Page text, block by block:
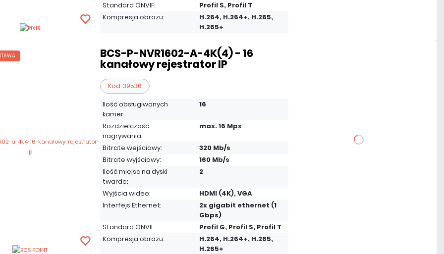
Standard ONVIF:
Profil S, Profil T
Kompresja obrazu:
H.264, H.264+, H.265,
H.265+
BCS-P-NVR1602-A-4K(4) - 16
kanałowy rejestrator IP
Kod: 39536
Ilość obsługiwanych
kamer:
16
Rozdzielczość
nagrywania:
max. 16 Mpx
Bitrate wejściowy:
320 Mb/s
Bitrate wyjściowy:
160 Mb/s
Ilość miejsc na dyski
twarde:
2
Wyjścia wideo:
HDMI (4K), VGA
Interfejs Ethernet:
2x gigabit ethernet (1
Gbps)
Standard ONVIF:
Profil G, Profil S, Profil T
Kompresja obrazu:
H.264, H.264+, H.265,
H.265+
DO KOSZYKA